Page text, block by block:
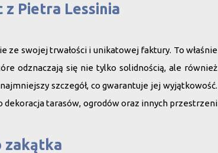
Pietra Lessinia
ze swojej trwałości i unikatowej faktury. To właśnie
odznaczają się nie tylko solidnością, ale również
szczegół, co gwarantuje jej wyjątkowość.
dekoracja tarasów, ogrodów oraz innych przestrzeni
zakątka